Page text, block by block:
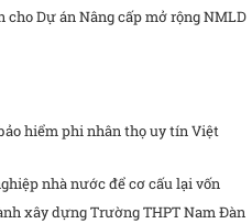
Dự án Nâng cấp mở rộng NMLD
hiểm phi nhân thọ uy tín Việt
nhà nước để cơ cấu lại vốn
xây dựng Trường THPT Nam Đàn